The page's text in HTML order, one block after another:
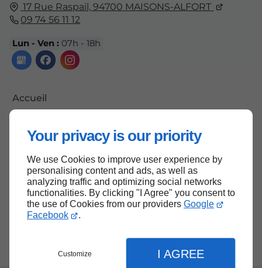
Your privacy is our priority
We use Cookies to improve user experience by
personalising content and ads, as well as
analyzing traffic and optimizing social networks
functionalities. By clicking "I Agree" you consent to
the use of Cookies from our providers Google
Facebook
.
Customize I AGREE
17 Rue Raspail,94700 MAISONS-ALFORT
09 74 56 11 12
Lun - Ven : 07h - 18h
Accueil
Mentions légales
Plan du site
Haut de page